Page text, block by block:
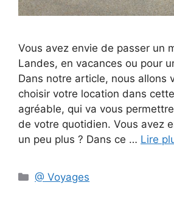
Vous avez envie de passer un
Landes, en vacances ou pour
Dans notre article, nous allons
choisir votre location dans
agréable, qui va vous
de votre quotidien. Vous avez
un peu plus ? Dans ce … Lire
Catégories
@ Voyages